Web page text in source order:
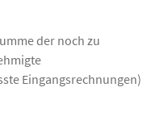
der noch zu
Eingangsrechnungen)